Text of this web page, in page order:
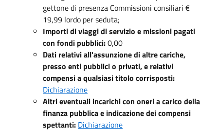
gettone di presenza Commissioni consiliari €
19,99 lordo per seduta;
Importi di viaggi di servizio e missioni pagati
con fondi pubblici:0,00
Dati relativi all'assunzione di altre cariche,
presso enti pubblici o privati, e relativi
compensi a qualsiasi titolo corrisposti:
Dichiarazione
Altri eventuali incarichi con oneri a carico della
finanza pubblica e indicazione dei compensi
spettanti: Dichiarazione